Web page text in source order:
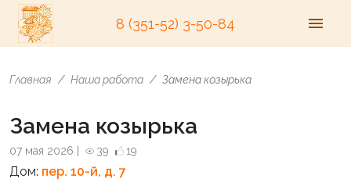
8 (351-52) 3-50-84
Главная Наша работа Замена козырька
Замена козырька
07 мая 2026 | 39 19
Дом: пер. 10-й, д. 7